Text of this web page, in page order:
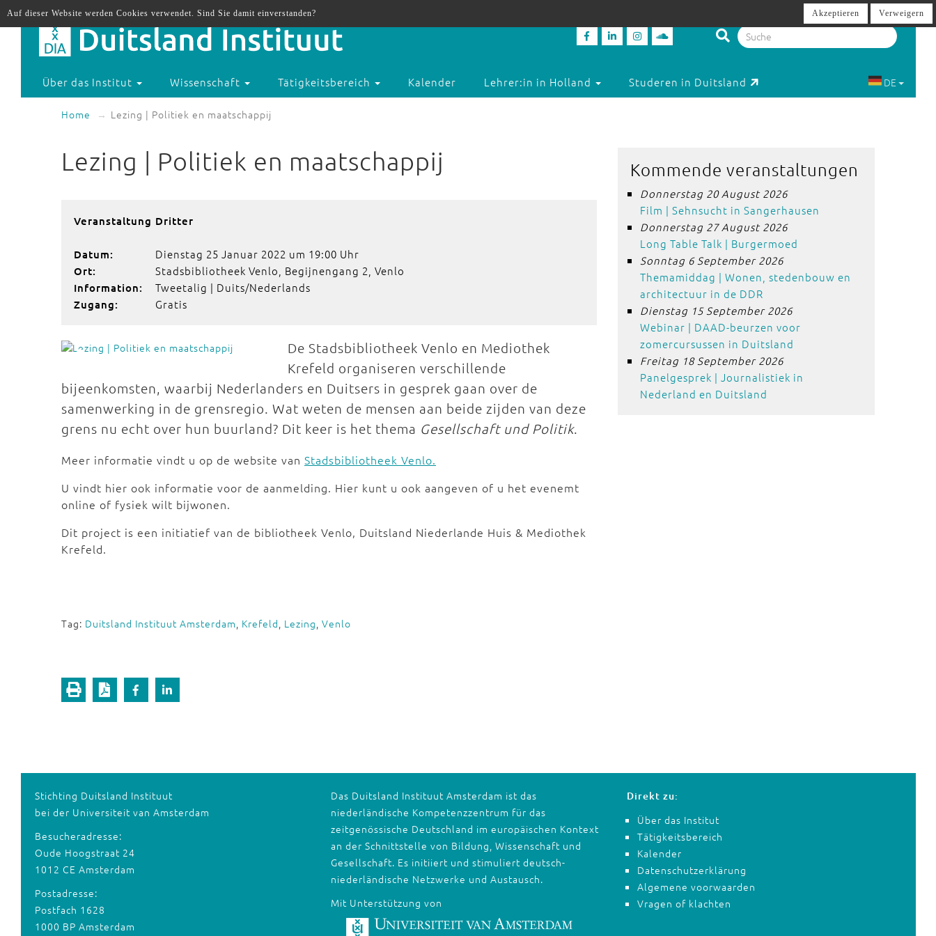
Über das Institut Wissenschaft Tätigkeitsbereich Kalender Lehrer:in in Holland Studeren in Duitsland DE
Home Lezing | Politiek en maatschappij
Lezing | Politiek en maatschappij
Veranstaltung Dritter
Datum: Dienstag 25 Januar 2022 um 19:00 Uhr
Ort: Stadsbibliotheek Venlo, Begijnengang 2, Venlo
Information: Tweetalig | Duits/Nederlands
Zugang: Gratis
De Stadsbibliotheek Venlo en Mediothek
Krefeld organiseren verschillende
bijeenkomsten, waarbij Nederlanders en Duitsers in gesprek gaan over de
samenwerking in de grensregio. Wat weten de mensen aan beide zijden van deze
grens nu echt over hun buurland? Dit keer is het thema Gesellschaft und Politik.
Meer informatie vindt u op de website van Stadsbibliotheek Venlo.
U vindt hier ook informatie voor de aanmelding. Hier kunt u ook aangeven of u het evenemt
online of fysiek wilt bijwonen.
Dit project is een initiatief van de bibliotheek Venlo, Duitsland Niederlande Huis & Mediothek
Krefeld.
Tag: Duitsland Instituut Amsterdam, Krefeld, Lezing, Venlo
Kommende veranstaltungen
Donnerstag 20 August 2026
Film | Sehnsucht in Sangerhausen
Donnerstag 27 August 2026
Long Table Talk | Burgermoed
Sonntag 6 September 2026
Themamiddag | Wonen, stedenbouw en
architectuur in de DDR
Dienstag 15 September 2026
Webinar | DAAD-beurzen voor
zomercursussen in Duitsland
Freitag 18 September 2026
Panelgesprek | Journalistiek in
Nederland en Duitsland
Stichting Duitsland Instituut
bei der Universiteit van Amsterdam
Besucheradresse:
Oude Hoogstraat 24
1012 CE Amsterdam
Postadresse:
Postfach 1628
1000 BP Amsterdam
Das Duitsland Instituut Amsterdam ist das
niederländische Kompetenzzentrum für das
zeitgenössische Deutschland im europäischen Kontext
an der Schnittstelle von Bildung, Wissenschaft und
Gesellschaft. Es initiiert und stimuliert deutsch-
niederländische Netzwerke und Austausch.
Mit Unterstützung von
Direkt zu:
Über das Institut
Tätigkeitsbereich
Kalender
Datenschutzerklärung
Algemene voorwaarden
Vragen of klachten
Auf dieser Website werden Cookies verwendet. Sind Sie damit einverstanden? Akzeptieren Verweigern